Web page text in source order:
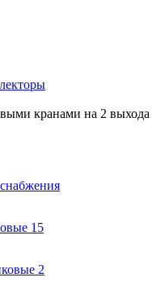
кранами на 2 выхода
15
2